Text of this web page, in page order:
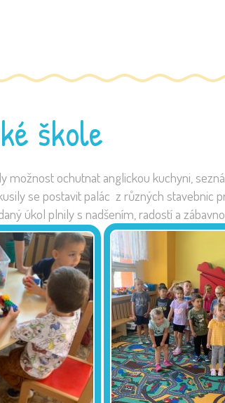
škole
možnost ochutnat anglickou kuchyni,
se postavit palác z různých stavebnic
úkol plnily s nadšením, radostí a